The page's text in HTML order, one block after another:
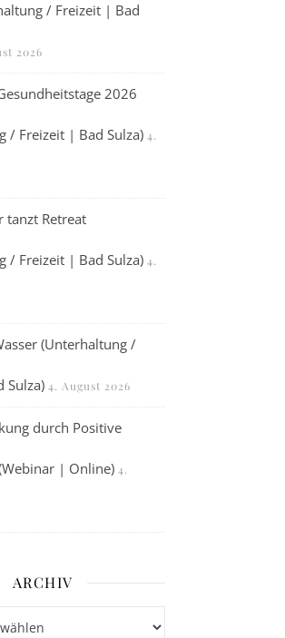
/ Freizeit | Bad
2026
2026
/ Freizeit | Bad Sulza) 4.
tanzt Retreat
/ Freizeit | Bad Sulza) 4.
(Unterhaltung /
Sulza) 4. August 2026
durch Positive
| Online) 4.
ARCHIV